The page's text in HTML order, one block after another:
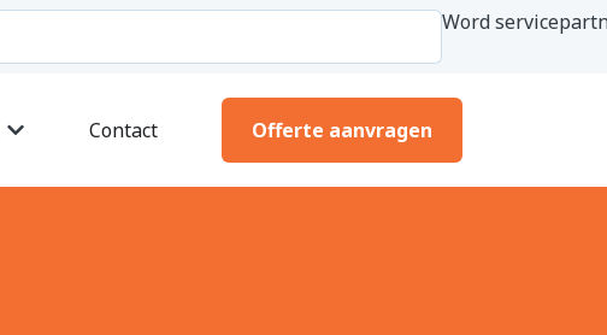
Word
Contact Offerte aanvragen